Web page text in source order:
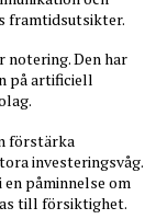
framtidsutsikter.
notering. Den har
på artificiell
förstärka
investeringsvåg.
påminnelse om
till försiktighet.